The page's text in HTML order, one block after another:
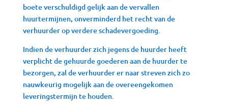
boete verschuldigd gelijk aan de vervallen
huurtermijnen, onverminderd het recht van de
verhuurder op verdere schadevergoeding.
Indien de verhuurder zich jegens de huurder heeft
verplicht de gehuurde goederen aan de huurder te
bezorgen, zal de verhuurder er naar streven zich zo
nauwkeurig mogelijk aan de overeengekomen
leveringstermijn te houden.